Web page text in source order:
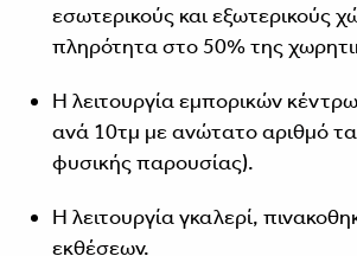
εσωτερικούς και εξωτερικούς
πληρότητα στο 50% της
Η λειτουργία εμπορικών
ανά 10τμ με ανώτατο αριθμό
φυσικής παρουσίας).
Η λειτουργία γκαλερί,
εκθέσεων.